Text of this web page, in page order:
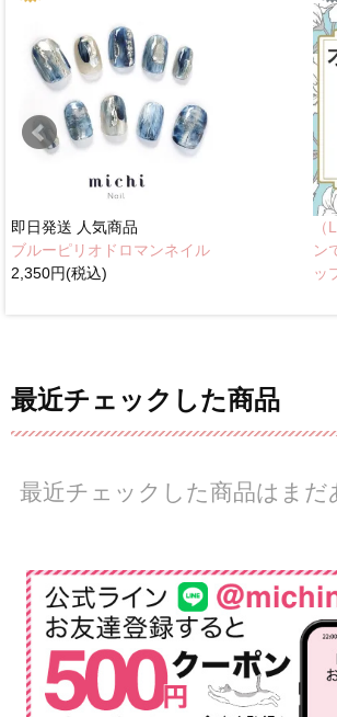
即日発送 人気商品
ブルーピリオドロマンネイル
2,350円(税込)
ン
ッ
最近チェックした商品
最近チェックした商品はまだ